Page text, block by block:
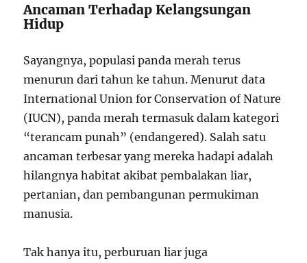
Ancaman Terhadap Kelangsungan
Hidup
Sayangnya, populasi panda merah terus
menurun dari tahun ke tahun. Menurut data
International Union for Conservation of Nature
(IUCN), panda merah termasuk dalam kategori
“terancam punah” (endangered). Salah satu
ancaman terbesar yang mereka hadapi adalah
hilangnya habitat akibat pembalakan liar,
pertanian, dan pembangunan permukiman
manusia.
Tak hanya itu, perburuan liar juga